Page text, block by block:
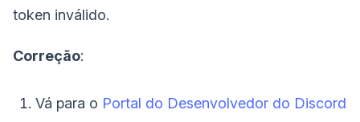
token inválido.
Correção:
Vá para o Portal do Desenvolvedor do Discord